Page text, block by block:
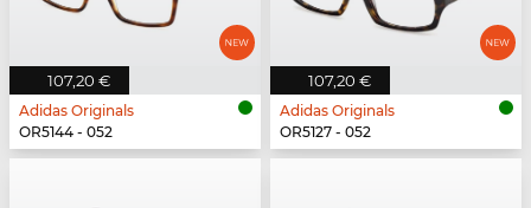
107,20 €
Adidas Originals
OR5144 - 052
107,20 €
Adidas Originals
OR5127 - 052